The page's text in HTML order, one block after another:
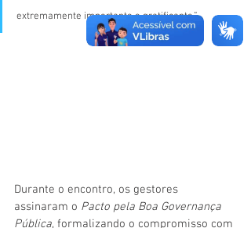
extremamente importante e gratificante.”
Durante o encontro, os gestores
assinaram o Pacto pela Boa Governança
Pública, formalizando o compromisso com